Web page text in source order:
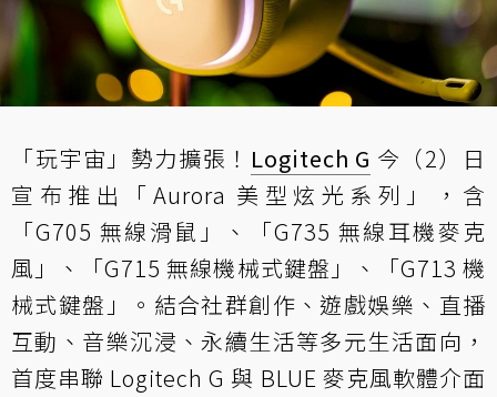
「玩宇宙」勢力擴張！ Logitech G 今（2）日
宣布推出「Aurora 美型炫光系列」，含
「G705 無線滑鼠」、「G735 無線耳機麥克
風」、「G715 無線機械式鍵盤」、「G713 機
械式鍵盤」。結合社群創作、遊戲娛樂、直播
互動、音樂沉浸、永續生活等多元生活面向，
首度串聯 Logitech G 與 BLUE 麥克風軟體介面